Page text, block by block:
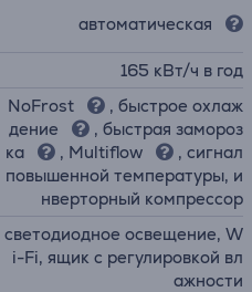
автоматическая
165 кВт/ч в год
NoFrost
, быстрое охлаж
дение
, быстрая замороз
ка
, Multiflow
, сигнал
повышенной температуры, и
нверторный компрессор
светодиодное освещение, W
i-Fi, ящик с регулировкой вл
ажности